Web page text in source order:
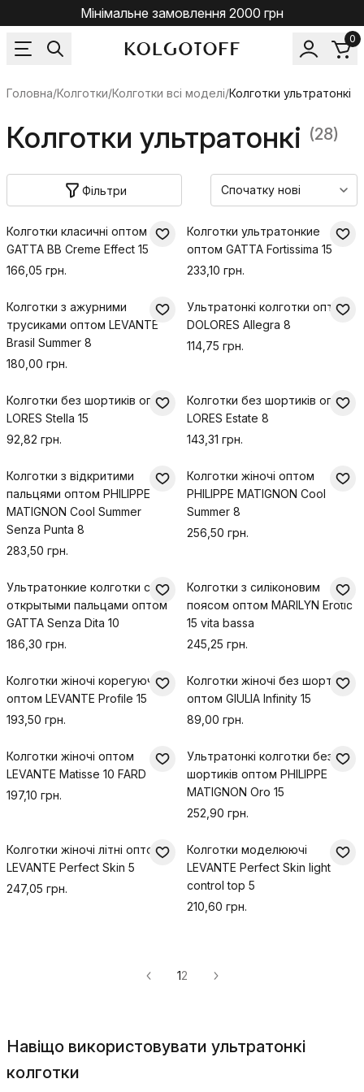
Мінімальне замовлення 2000 грн
0
Головна/Колготки/Колготки всі моделі/Колготки ультратонкі
Колготки ультратонкі (28)
Фільтри
Колготки класичні оптом
GATTA BB Creme Effect 15
166,05 грн.
Колготки ультратонкие
оптом GATTA Fortissima 15
233,10 грн.
Колготки з ажурними
трусиками оптом LEVANTE
Brasil Summer 8
180,00 грн.
Ультратонкі колготки оптом
DOLORES Allegra 8
114,75 грн.
Колготки без шортиків оптом
LORES Stella 15
92,82 грн.
Колготки без шортиків оптом
LORES Estate 8
143,31 грн.
Колготки з відкритими
пальцями оптом PHILIPPE
MATIGNON Cool Summer
Senza Punta 8
283,50 грн.
Колготки жіночі оптом
PHILIPPE MATIGNON Cool
Summer 8
256,50 грн.
Ультратонкие колготки с
открытыми пальцами оптом
GATTA Senza Dita 10
186,30 грн.
Колготки з силіконовим
поясом оптом MARILYN Erotic
15 vita bassa
245,25 грн.
Колготки жіночі корегуючі
оптом LEVANTE Profile 15
193,50 грн.
Колготки жіночі без шортиків
оптом GIULIA Infinity 15
89,00 грн.
Колготки жіночі оптом
LEVANTE Matisse 10 FARD
197,10 грн.
Ультратонкі колготки без
шортиків оптом PHILIPPE
MATIGNON Oro 15
252,90 грн.
Колготки жіночі літні оптом
LEVANTE Perfect Skin 5
247,05 грн.
Колготки моделюючі
LEVANTE Perfect Skin light
control top 5
210,60 грн.
12
Навіщо використовувати ультратонкі
колготки